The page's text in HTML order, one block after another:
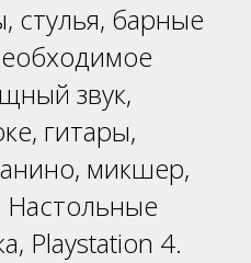
стулья, барные
звук,
гитары,
микшер,
Настольные
Playstation 4.